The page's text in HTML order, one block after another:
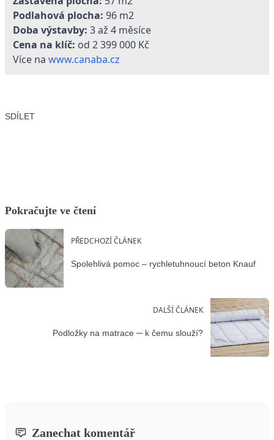
Podlahová plocha: 96 m2
Doba výstavby: 3 až 4 měsíce
Cena na klíč: od 2 399 000 Kč
Více na www.canaba.cz
SDÍLET
Pokračujte ve čtení
PŘEDCHOZÍ ČLÁNEK
Spolehlivá pomoc – rychletuhnoucí beton Knauf
DALŠÍ ČLÁNEK
Podložky na matrace ─ k čemu slouží?
Zanechat komentář